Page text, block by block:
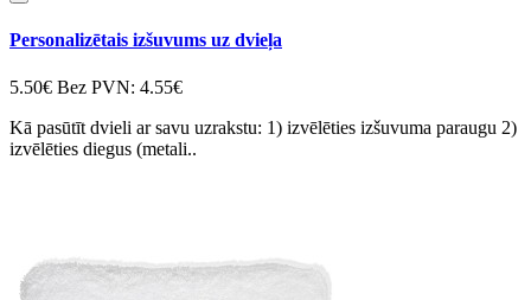
Personalizētais izšuvums uz dvieļa
5.50€ Bez PVN: 4.55€
Kā pasūtīt dvieli ar savu uzrakstu: 1) izvēlēties izšuvuma paraugu 2)
izvēlēties diegus (metali..